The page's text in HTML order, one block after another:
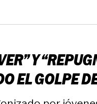
Y
EL GOLPE